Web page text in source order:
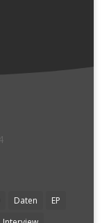
Daten
EP